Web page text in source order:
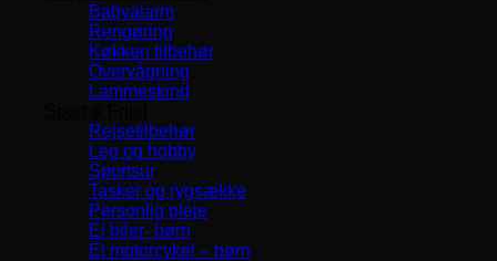
Babyalarm
Rengøring
Køkken tilbehør
Overvågning
Lammeskind
Rejsetilbehør
Leg og hobby
Sportsur
Tasker og rygsække
Personlig pleje
El biler- børn
El motorcykel – børn